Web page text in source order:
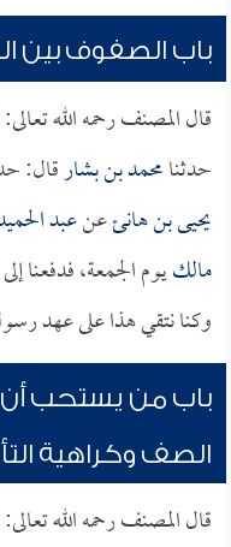
باب الصفوف بين
قال المصنف رحمه الله
حدثنامحمد بن بشارقال:
يحيى بن هانئعنعبد
مالكيوم الجمعة، فدفعنا
وكنا نتقي هذا على عهد
باب من يستحب أن
الصف وكراهية
قال المصنف رحمه الله